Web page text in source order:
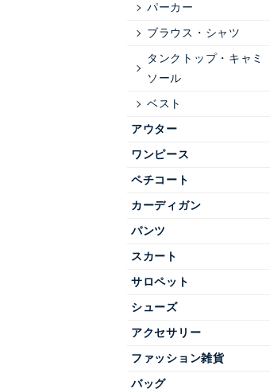
パーカー
ブラウス・シャツ
タンクトップ・キャミ
ソール
ベスト
アウター
ワンピース
ペチコート
カーディガン
パンツ
スカート
サロペット
シューズ
アクセサリー
ファッション雑貨
バッグ